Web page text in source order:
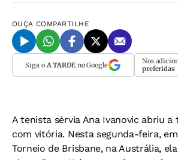
OUÇA COMPARTILHE
Siga o A TARDEno Google Nos
preferidas
A tenista sérvia Ana Ivanovic abriu
com vitória. Nesta segunda-feira,
Torneio de Brisbane, na Austrália,